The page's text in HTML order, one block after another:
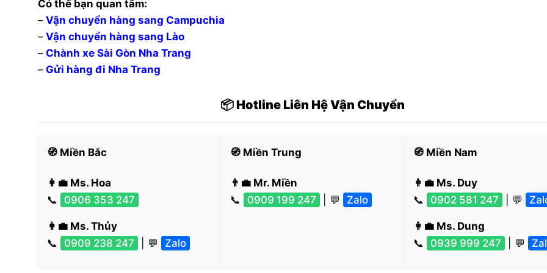
Có thể bạn quan tâm:
– Vận chuyển hàng sang Campuchia
– Vận chuyển hàng sang Lào
– Chành xe Sài Gòn Nha Trang
– Gửi hàng đi Nha Trang
📦 Hotline Liên Hệ Vận Chuyển
🧭 Miền Bắc
👩‍💼 Ms. Hoa
📞
0906 353 247
👩‍💼 Ms. Thủy
📞
0909 238 247 | 💬 Zalo
🧭 Miền Trung
👨‍💼 Mr. Miền
📞
0909 199 247 | 💬 Zalo
🧭 Miền Nam
👩‍💼 Ms. Duy
📞
0902 581 247 | 💬
👩‍💼 Ms. Dung
📞
0939 999 247 | 💬